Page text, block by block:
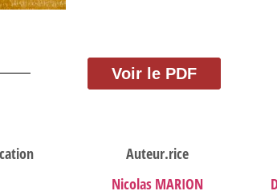
Voir le PDF
Auteur.rice
Nicolas MARION